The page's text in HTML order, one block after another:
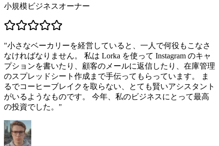
小規模ビジネスオーナー
"小さなベーカリーを経営していると、一人で何役もこなさ
なければなりません。 私は Lorka を使って Instagram のキャ
プションを書いたり、顧客のメールに返信したり、在庫管理
のスプレッドシート作成まで手伝ってもらっています。 ま
るでコーヒーブレイクを取らない、とても賢いアシスタント
がいるようなものです。 今年、私のビジネスにとって最高
の投資でした。 "